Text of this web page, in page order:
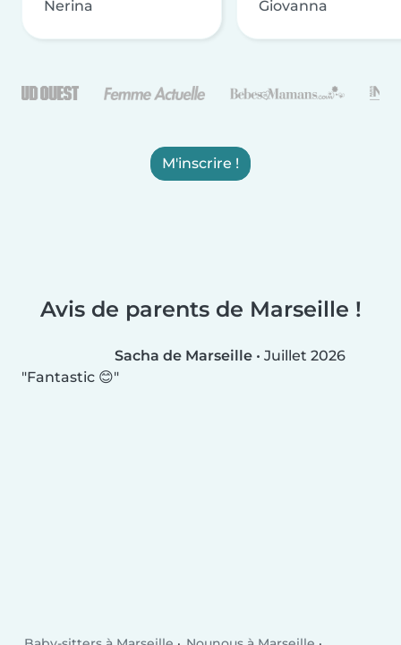
Nerina Giovanna
M'inscrire !
Avis de parents de Marseille !
Sacha de Marseille • Juillet 2026
Fantastic 😊